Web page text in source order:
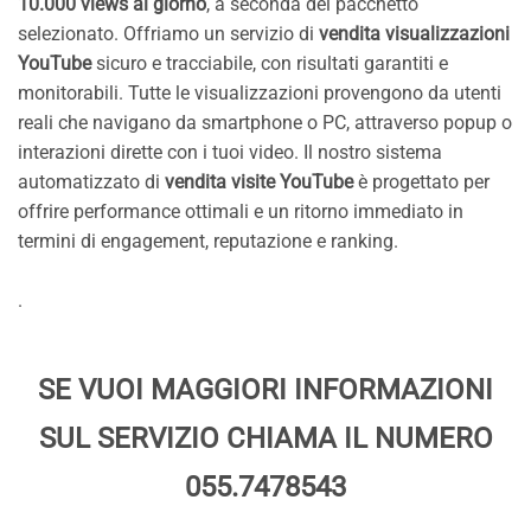
selezionato. Offriamo un servizio di vendita visualizzazioni
YouTubesicuro e tracciabile, con risultati garantiti e
monitorabili. Tutte le visualizzazioni provengono da utenti
reali che navigano da smartphone o PC, attraverso popup o
interazioni dirette con i tuoi video. Il nostro sistema
automatizzato di vendita visite YouTubeè progettato per
offrire performance ottimali e un ritorno immediato in
termini di engagement, reputazione e ranking.
.
SE VUOI MAGGIORI INFORMAZIONI
SUL SERVIZIO CHIAMA IL NUMERO
055.7478543